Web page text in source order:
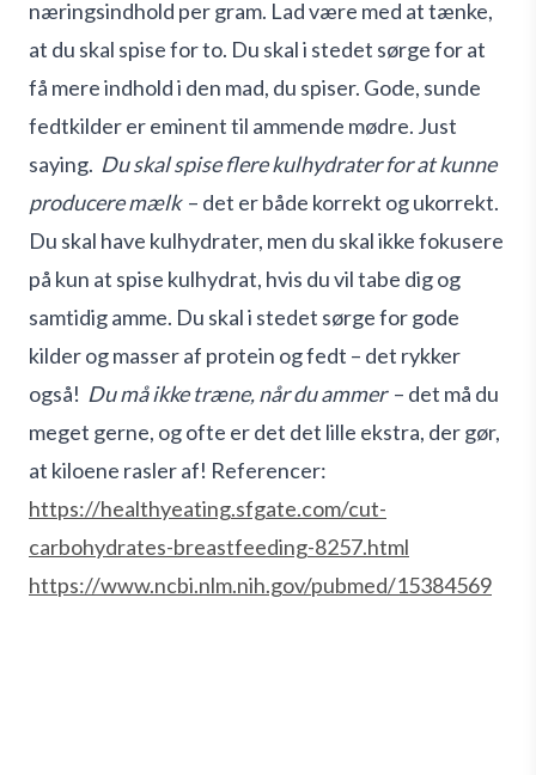
næringsindhold per gram. Lad være med at tænke,
at du skal spise for to. Du skal i stedet sørge for at
få mere indhold i den mad, du spiser. Gode, sunde
fedtkilder er eminent til ammende mødre. Just
saying. Du skal spise flere kulhydrater for at kunne
producere mælk – det er både korrekt og ukorrekt.
Du skal have kulhydrater, men du skal ikke fokusere
på kun at spise kulhydrat, hvis du vil tabe dig og
samtidig amme. Du skal i stedet sørge for gode
kilder og masser af protein og fedt – det rykker
også! Du må ikke træne, når du ammer – det må du
meget gerne, og ofte er det det lille ekstra, der gør,
at kiloene rasler af! Referencer:
https://healthyeating.sfgate.com/cut-
carbohydrates-breastfeeding-8257.html
https://www.ncbi.nlm.nih.gov/pubmed/15384569